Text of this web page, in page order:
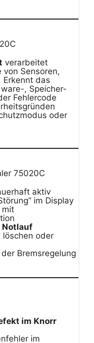
verarbeitet
von Sensoren,
das
, Speicher-
Fehlercode
oder
75020C
aktiv
im Display
mit
Notlauf
löschen oder
Bremsregelung
im Knorr
im